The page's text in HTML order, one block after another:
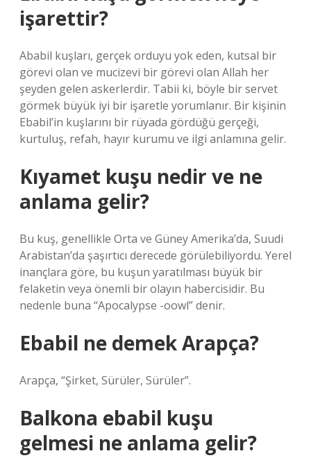
işarettir?
Ababil kuşları, gerçek orduyu yok eden, kutsal bir
görevi olan ve mucizevi bir görevi olan Allah her
şeyden gelen askerlerdir. Tabii ki, böyle bir servet
görmek büyük iyi bir işaretle yorumlanır. Bir kişinin
Ebabil’in kuşlarını bir rüyada gördüğü gerçeği,
kurtuluş, refah, hayır kurumu ve ilgi anlamına gelir.
Kıyamet kuşu nedir ve ne
anlama gelir?
Bu kuş, genellikle Orta ve Güney Amerika’da, Suudi
Arabistan’da şaşırtıcı derecede görülebiliyordu. Yerel
inançlara göre, bu kuşun yaratılması büyük bir
felaketin veya önemli bir olayın habercisidir. Bu
nedenle buna “Apocalypse -oowl” denir.
Ebabil ne demek Arapça?
Arapça, “Şirket, Sürüler, Sürüler”.
Balkona ebabil kuşu
gelmesi ne anlama gelir?